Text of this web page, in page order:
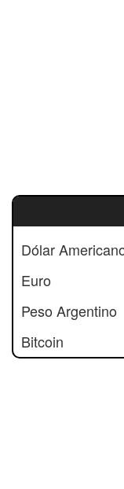
Dólar
Euro
Peso Argentino
Bitcoin